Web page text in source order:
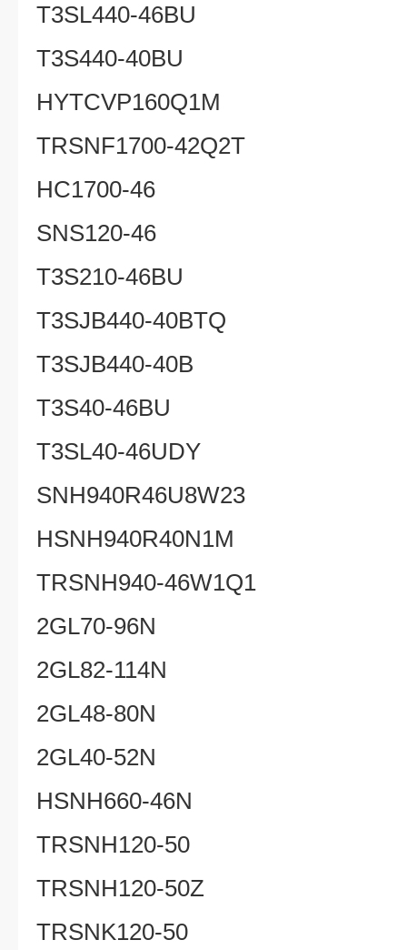
T3SL440-46BU
T3S440-40BU
HYTCVP160Q1M
TRSNF1700-42Q2T
HC1700-46
SNS120-46
T3S210-46BU
T3SJB440-40BTQ
T3SJB440-40B
T3S40-46BU
T3SL40-46UDY
SNH940R46U8W23
HSNH940R40N1M
TRSNH940-46W1Q1
2GL70-96N
2GL82-114N
2GL48-80N
2GL40-52N
HSNH660-46N
TRSNH120-50
TRSNH120-50Z
TRSNK120-50